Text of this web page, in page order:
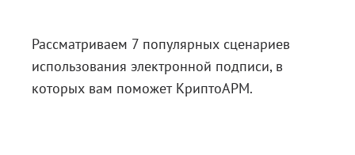
Блог
Документация
Рассматриваем 7 популярных сценариев
использования электронной подписи, в
которых вам поможет КриптоАРМ.